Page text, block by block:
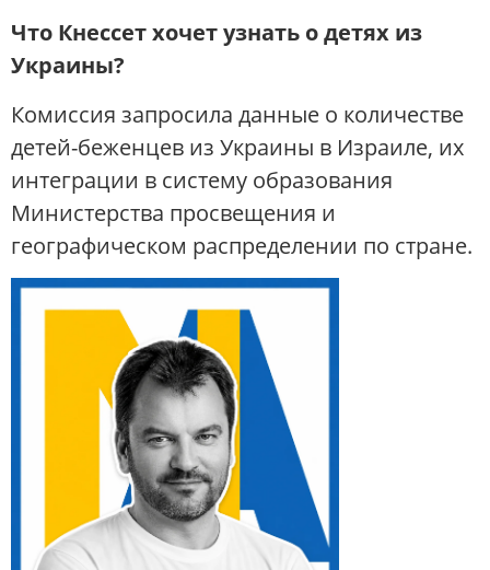
Что Кнессет хочет узнать о детях из
Украины?
Комиссия запросила данные о количестве
детей-беженцев из Украины в Израиле, их
интеграции в систему образования
Министерства просвещения и
географическом распределении по стране.